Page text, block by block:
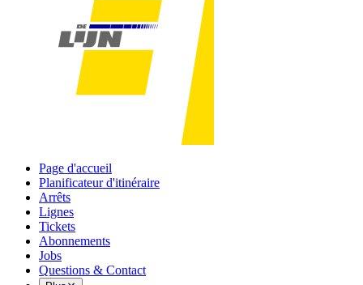
Page d'accueil
Planificateur d'itinéraire
Arrêts
Lignes
Tickets
Abonnements
Jobs
Questions & Contact